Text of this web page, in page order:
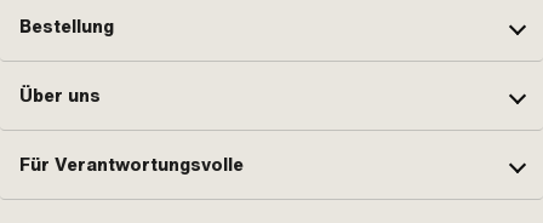
Bestellung
Über uns
Für Verantwortungsvolle